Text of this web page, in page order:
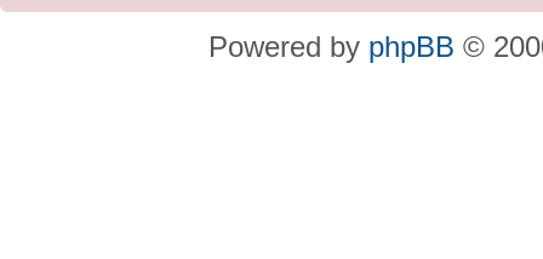
Powered by phpBB ©